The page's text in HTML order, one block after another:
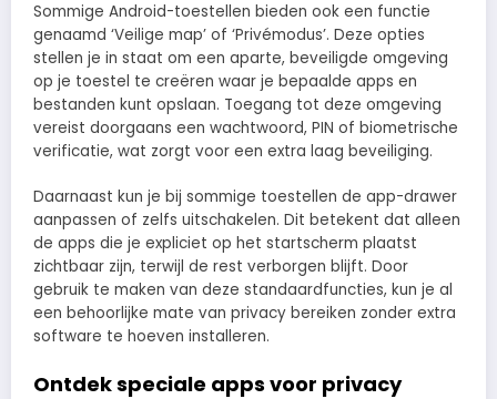
Sommige Android-toestellen bieden ook een functie
genaamd ‘Veilige map’ of ‘Privémodus’. Deze opties
stellen je in staat om een aparte, beveiligde omgeving
op je toestel te creëren waar je bepaalde apps en
bestanden kunt opslaan. Toegang tot deze omgeving
vereist doorgaans een wachtwoord, PIN of biometrische
verificatie, wat zorgt voor een extra laag beveiliging.
Daarnaast kun je bij sommige toestellen de app-drawer
aanpassen of zelfs uitschakelen. Dit betekent dat alleen
de apps die je expliciet op het startscherm plaatst
zichtbaar zijn, terwijl de rest verborgen blijft. Door
gebruik te maken van deze standaardfuncties, kun je al
een behoorlijke mate van privacy bereiken zonder extra
software te hoeven installeren.
Ontdek speciale apps voor privacy